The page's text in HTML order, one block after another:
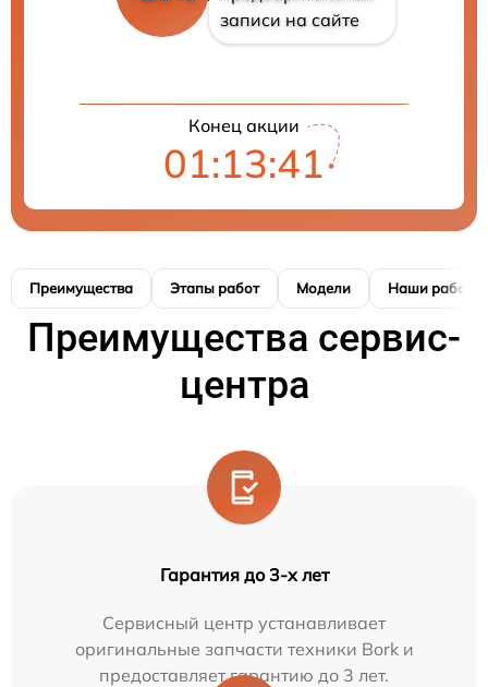
записи на сайте
Конец акции
01:13:39
Преимущества Этапы работ Модели Наши работы
Преимущества сервис-
центра
Гарантия до 3-х лет
Сервисный центр устанавливает
оригинальные запчасти техники Bork и
предоставляет гарантию до 3 лет.